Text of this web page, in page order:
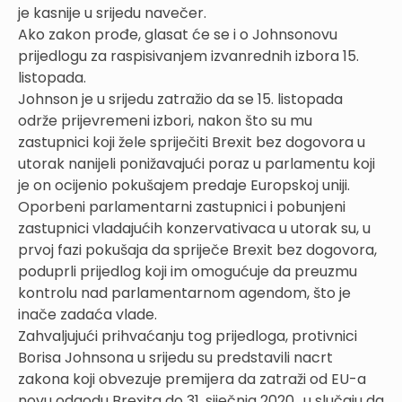
je kasnije u srijedu navečer.
Ako zakon prođe, glasat će se i o Johnsonovu
prijedlogu za raspisivanjem izvanrednih izbora 15.
listopada.
Johnson je u srijedu zatražio da se 15. listopada
održe prijevremeni izbori, nakon što su mu
zastupnici koji žele spriječiti Brexit bez dogovora u
utorak nanijeli ponižavajući poraz u parlamentu koji
je on ocijenio pokušajem predaje Europskoj uniji.
Oporbeni parlamentarni zastupnici i pobunjeni
zastupnici vladajućih konzervativaca u utorak su, u
prvoj fazi pokušaja da spriječe Brexit bez dogovora,
poduprli prijedlog koji im omogućuje da preuzmu
kontrolu nad parlamentarnom agendom, što je
inače zadaća vlade.
Zahvaljujući prihvaćanju tog prijedloga, protivnici
Borisa Johnsona u srijedu su predstavili nacrt
zakona koji obvezuje premijera da zatraži od EU-a